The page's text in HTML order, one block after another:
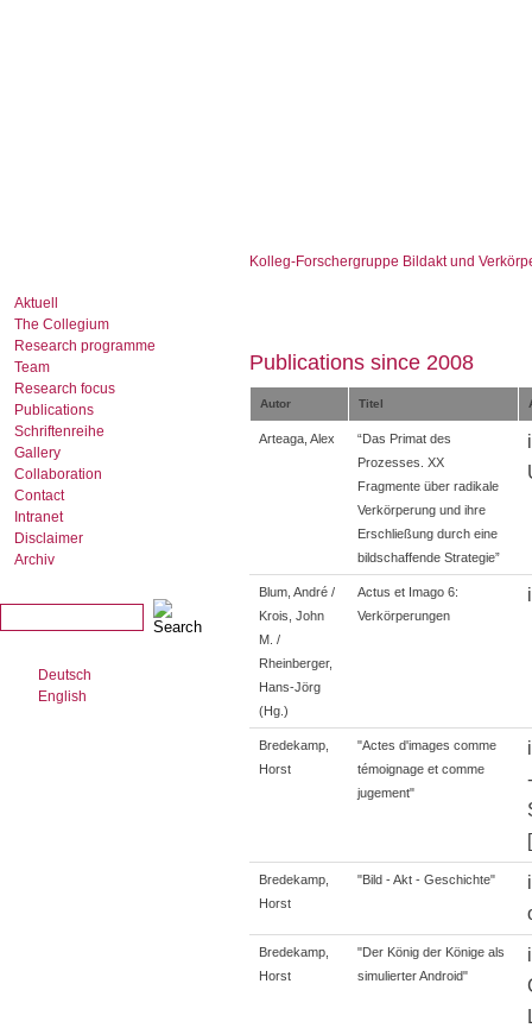
Aktuell
The Collegium
Research programme
Team
Research focus
Publications
Schriftenreihe
Gallery
Collaboration
Contact
Intranet
Disclaimer
Archiv
Deutsch
English
Kolleg-Forschergruppe Bildakt und
Publications since 2008
Autor Titel
Arteaga, Alex
“Das Primat des
Prozesses. XX
Fragmente über radikale
Verkörperung und ihre
Erschließung durch eine
bildschaffende Strategie”
Blum, André /
Krois, John
M. /
Rheinberger,
Hans-Jörg
(Hg.)
Actus et Imago 6:
Verkörperungen
Bredekamp,
Horst
"Actes d'images comme
témoignage et comme
jugement"
Bredekamp,
Horst
"Bild - Akt - Geschichte"
Bredekamp,
Horst
"Der König der Könige als
simulierter Android"